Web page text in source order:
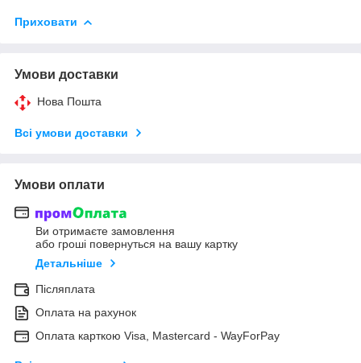
Приховати
Умови доставки
Нова Пошта
Всі умови доставки
Умови оплати
Ви отримаєте замовлення
або гроші повернуться на вашу картку
Детальніше
Післяплата
Оплата на рахунок
Оплата карткою Visa, Mastercard - WayForPay